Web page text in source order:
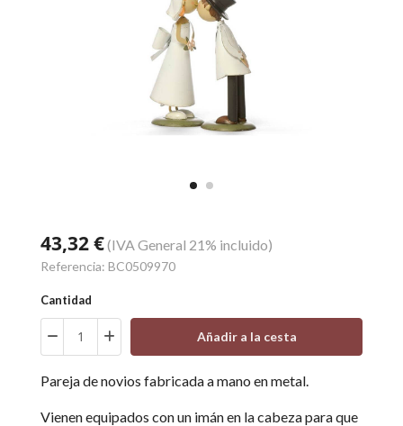
43,32 €(IVA General 21% incluido)
Referencia: BC0509970
Cantidad
Añadir a la cesta
Pareja de novios fabricada a mano en metal.
Vienen equipados con un imán en la cabeza para que